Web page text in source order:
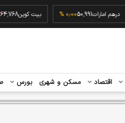
درهم امارات50,991 بیت
اقتصاد مسکن و شهری بورس